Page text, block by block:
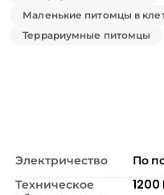
Маленькие питомцы в
Террариумные питомцы
Электричество
По
Техническое
1200